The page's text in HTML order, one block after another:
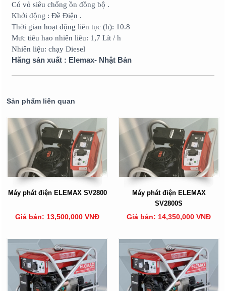
Có vỏ siêu chống ồn đồng bộ .
Khởi động : Đề Điện .
Thời gian hoạt động liên tục (h): 10.8
Mưc tiêu hao nhiên liêu: 1,7 Lít / h
Nhiên liệu: chạy Diesel
Hãng sản xuất : Elemax- Nhật Bản
Sản phẩm liên quan
Máy phát điện ELEMAX SV2800
Giá bán: 13,500,000 VNĐ
Máy phát điện ELEMAX
SV2800S
Giá bán: 14,350,000 VNĐ